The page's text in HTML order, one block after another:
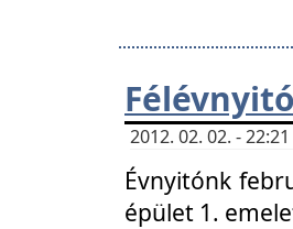
2012. 02. 02. -
Évnyitónk
épület 1.